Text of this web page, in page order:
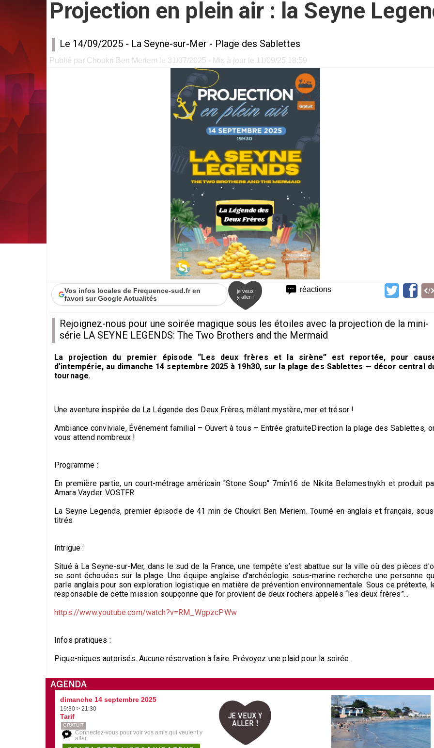
Projection en plein air : la Seyne
Le 14/09/2025 - La Seyne-sur-Mer - Plage des Sablettes
Publié par Choukri Ben Meriem le 31/07/2025 - Mis à jour le 11/09/25 18:59
réactions
Vos infos locales de Frequence-sud.fr en
favori sur Google Actualités
je veux
y aller !
Rejoignez-nous pour une soirée magique sous les étoiles avec la projection de la mini-
série LA SEYNE LEGENDS: The Two Brothers and the Mermaid
La projection du premier épisode “Les deux frères et la sirène” est reportée, pour
d'intempérie, au dimanche 14 septembre 2025 à 19h30, sur la plage des Sablettes — décor central
tournage.
Une aventure inspirée de La Légende des Deux Frères, mêlant mystère, mer et trésor !
Ambiance conviviale, Événement familial – Ouvert à tous – Entrée gratuiteDirection la plage des Sablettes,
vous attend nombreux !
Programme :
En première partie, un court-métrage américain "Stone Soup" 7min16 de Nikita Belomestnykh et produit
Amara Vayder. VOSTFR
La Seyne Legends, premier épisode de 41 min de Choukri Ben Meriem. Tourné en anglais et français,
titrés
Intrigue :
Situé à La Seyne-sur-Mer, dans le sud de la France, une tempête s’est abattue sur la ville où des pièces
se sont échouées sur la plage. Une équipe anglaise d'archéologie sous-marine recherche une personne
parle anglais pour son exploration logistique en matière de prévention environnementale. Sous ce prétexte,
responsable de cette mission soupçonne que l’or provient de deux rochers appelés “les deux frères”...
https://www.youtube.com/watch?v=RM_WgpzcPWw
Infos pratiques :
Pique-niques autorisés. Aucune réservation à faire. Prévoyez une plaid pour la soirée.
AGENDA
dimanche 14 septembre 2025
19:30 > 21:30
Tarif
GRATUIT
Connectez-vous pour voir vos amis qui veulent y
aller.
JE VEUX Y
ALLER !